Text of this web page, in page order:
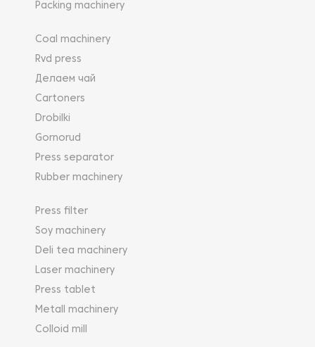
Packing machinery
Coal machinery
Rvd press
Делаем чай
Cartoners
Drobilki
Gornorud
Press separator
Rubber machinery
Press filter
Soy machinery
Deli tea machinery
Laser machinery
Press tablet
Metall machinery
Colloid mill